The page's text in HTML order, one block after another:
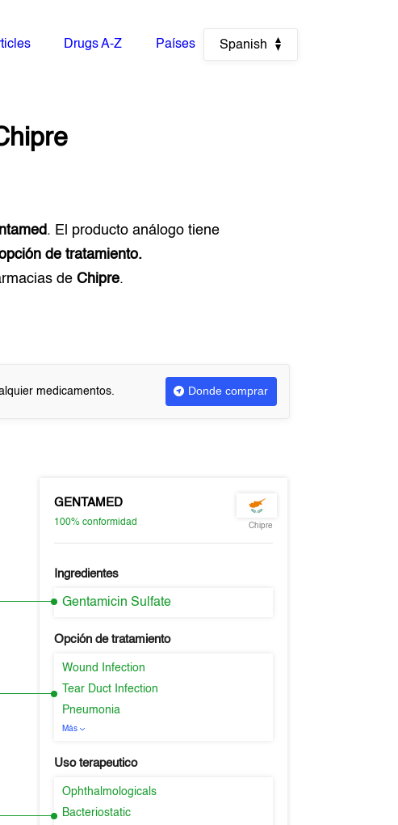
Drugs A-Z Países Spanish
. El producto análogo tiene
de tratamiento.
deChipre.
medicamentos. Donde comprar
GENTAMED
100% conformidad Chipre
Ingredientes
Gentamicin Sulfate
Opción de tratamiento
Wound Infection
Tear Duct Infection
Pneumonia
Más
Uso terapeutico
Ophthalmologicals
Bacteriostatic